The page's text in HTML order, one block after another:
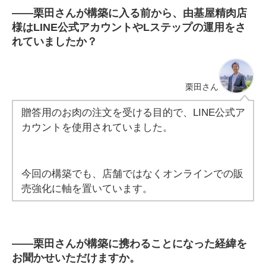
――栗田さんが構築に入る前から、由基屋精肉店
様はLINE公式アカウントやLステップの運用をさ
れていましたか？
栗田 さん
贈答用のお肉の注文を受ける目的で、LINE公式ア
カウントを使用されていました。
今回の構築でも、店舗ではなくオンラインでの販
売強化に軸を置いています。
――栗田さんが構築に携わることになった経緯を
お聞かせいただけますか。